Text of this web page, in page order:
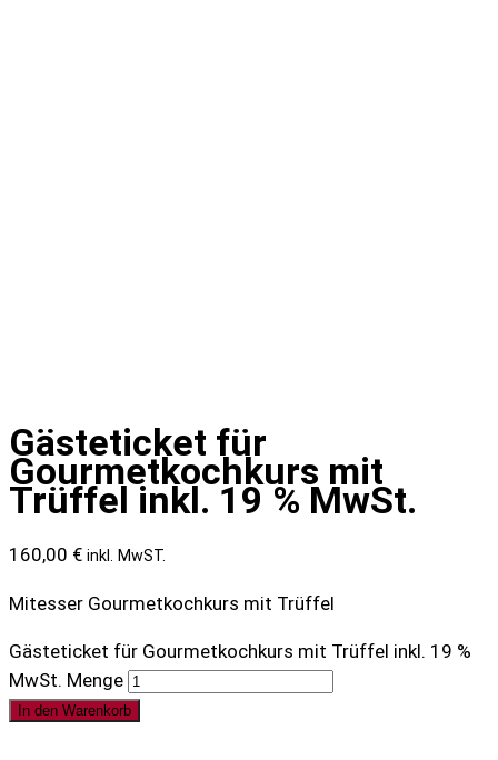
Gästeticket für
Gourmetkochkurs mit
Trüffel inkl. 19 % MwSt.
160,00 € inkl. MwST.
Mitesser Gourmetkochkurs mit Trüffel
Gästeticket für Gourmetkochkurs mit Trüffel inkl. 19 %
MwSt. Menge
In den Warenkorb